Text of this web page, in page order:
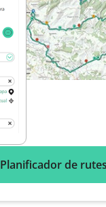
Planificador de rutes